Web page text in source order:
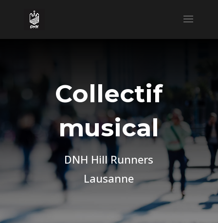
Collectif
musical
DNH Hill Runners
Lausanne